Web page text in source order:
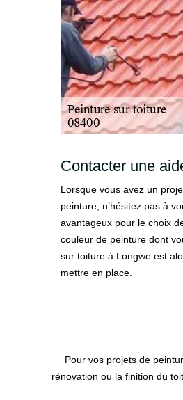
Contacter une
Lorsque vous avez un
peinture, n’hésitez pas à
avantageux pour le choix
couleur de peinture dont
sur toiture à Longwe est
mettre en place.
Pour vos projets de
rénovation ou la finition du